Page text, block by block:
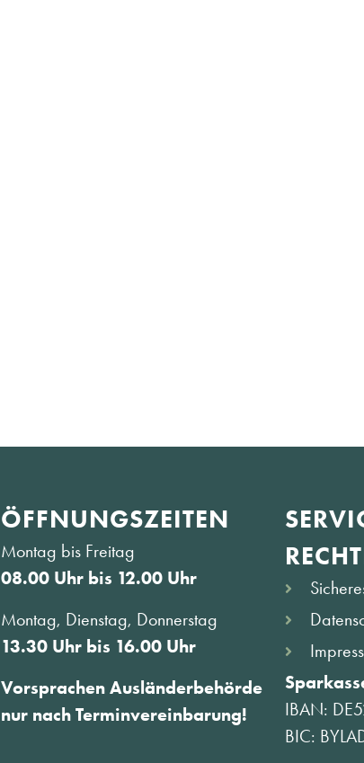
ÖFFNUNGS­ZEITEN
Montag bis Freitag
08.00 Uhr bis 12.00 Uhr
Montag, Dienstag, Donnerstag
13.30 Uhr bis 16.00 Uhr
Vorsprachen Ausländerbehörde
nur nach Terminvereinbarung!
IBAN:
BIC: